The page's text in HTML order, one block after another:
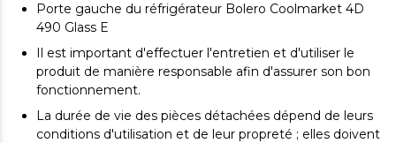
Porte gauche du réfrigérateur Bolero Coolmarket 4D
490 Glass E
Il est important d'effectuer l'entretien et d'utiliser le
produit de manière responsable afin d'assurer son bon
fonctionnement.
La durée de vie des pièces détachées dépend de leurs
conditions d'utilisation et de leur propreté ; elles doivent